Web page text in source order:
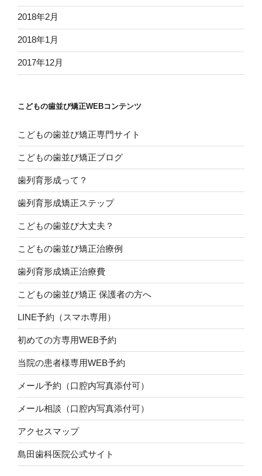
2018年2月
2018年1月
2017年12月
こどもの歯並び矯正WEBコンテンツ
こどもの歯並び矯正専門サイト
こどもの歯並び矯正ブログ
歯列育形成って？
歯列育形成矯正ステップ
こどもの歯並び大丈夫？
こどもの歯並び矯正治療例
歯列育形成矯正治療費
こどもの歯並び矯正 保護者の方へ
LINE予約（スマホ専用）
初めての方専用WEB予約
当院の患者様専用WEB予約
メール予約（口腔内写真添付可）
メール相談（口腔内写真添付可）
アクセスマップ
島田歯科医院公式サイト